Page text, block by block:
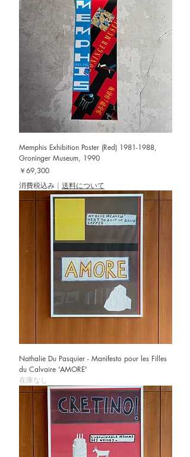
Memphis Exhibition Poster (Red) 1981-1988,
Groninger Museum, 1990
価格
￥69,300
消費税込み | 送料について
Nathalie Du Pasquier - Manifesto pour les Filles
du Calvaire 'AMORE'
在庫なし